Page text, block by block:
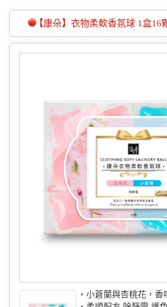
【康朵】衣物柔軟香氛球 1盒16
‧小蒼蘭與杏桃花，香